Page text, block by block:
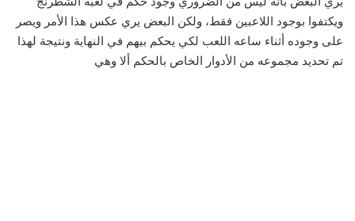
ويكتفوا بوجود اللاعبين فقط، ولكن البعض يري عكس هذا الأمر ويصر
على وجوده أثناء ساعه اللعب لكي يحكم بيهم في النهاية ونتيجة لهذا
تم تحديد مجموعه من الأدوار الخاص بالحكم ألا وهي